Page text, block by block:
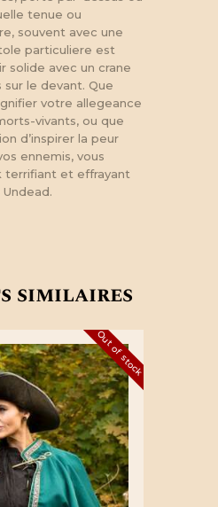
tenue ou
souvent avec une
particuliere est
solide avec un crane
le devant. Que
votre allegeance
vivants, ou que
d’inspirer la peur
ennemis, vous
terrifiant et effrayant
similaires
Out of stock